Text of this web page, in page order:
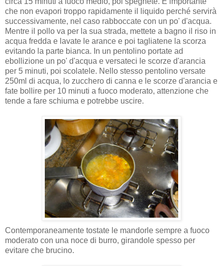
che non evapori troppo rapidamente il liquido perché servirà
successivamente, nel caso rabboccate con un po' d'acqua.
Mentre il pollo va per la sua strada, mettete a bagno il riso in
acqua fredda e lavate le arance e poi tagliatene la scorza
evitando la parte bianca. In un pentolino portate ad
ebollizione un po' d'acqua e versateci le scorze d'arancia
per 5 minuti, poi scolatele. Nello stesso pentolino versate
250ml di acqua, lo zucchero di canna e le scorze d'arancia e
fate bollire per 10 minuti a fuoco moderato, attenzione che
tende a fare schiuma e potrebbe uscire.
Contemporaneamente tostate le mandorle sempre a fuoco
moderato con una noce di burro, girandole spesso per
evitare che brucino.